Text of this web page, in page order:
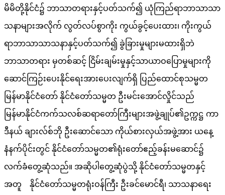
မိမိတို့နိုင်ငံ၌ ဘာသာတရားနှင့်ပတ်သက်၍ ယုံကြည်ရာဘာသာသာ
သနာများအလိုက် လွတ်လပ်စွာကိုး ကွယ်ခွင့်ပေးထား၊ ကိုးကွယ်
ရာဘာသာသာသနာနှင့်ပတ်သက်၍ ခွဲခြားမှုများမထားရှိဘဲ
ဘာသာတရား မှတစ်ဆင့် ငြိမ်းချမ်းမှုနှင့်သာယာဝပြောမှုများကို
ဆောင်ကြဉ်းပေးနိုင်ရေးအားပေးလျက်ရှိ ပြည်ထောင်စုသမ္မတ
မြန်မာနိုင်ငံတော်‌ နိုင်ငံတော်သမ္မတ ဦးမင်းအောင်လှိုင်သည်
မြန်မာနိုင်ငံကက်သလစ်ဆရာတော်ကြီးများအဖွဲ့ချုပ်၏ဥက္ကဋ္ဌ ကာ
ဒီနယ် ချားလ်စ်ဘို ဦးဆောင်သော ကိုယ်စားလှယ်အဖွဲ့အား ယနေ့
နံနက်ပိုင်းတွင် နိုင်ငံတော်သမ္မတ၏ရုံးတော်ဧည့်ခန်းမဆောင်၌
လက်ခံတွေ့ဆုံသည်။ အဆိုပါတွေ့ဆုံပွဲသို့ နိုင်ငံတော်သမ္မတနှင့်
အတူ နိုင်ငံတော်သမ္မတရုံးဝန်ကြီး ဦးခင်မောင်ရီ၊ သာသနာရေး